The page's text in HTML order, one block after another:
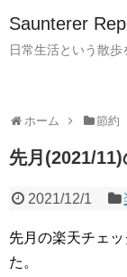
Saunterer
日常生活という散歩
ホーム 節約
先月(2021/
2021/12/1
先月の楽天チェ
た。